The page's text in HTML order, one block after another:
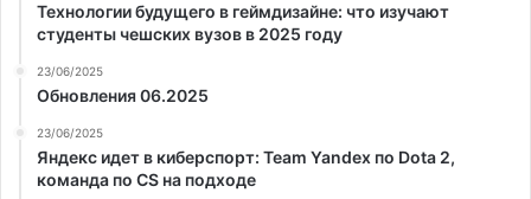
Технологии будущего в геймдизайне: что изучают
студенты чешских вузов в 2025 году
23/06/2025
Обновления 06.2025
23/06/2025
Яндекс идет в киберспорт: Team Yandex по Dota 2,
команда по CS на подходе